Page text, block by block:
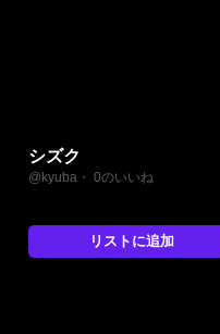
シズク
@kyuba・ 0のいいね
リストに追加